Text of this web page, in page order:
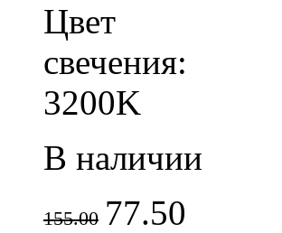
Цвет
свечения:
3200K
В наличии
155.00 77.50